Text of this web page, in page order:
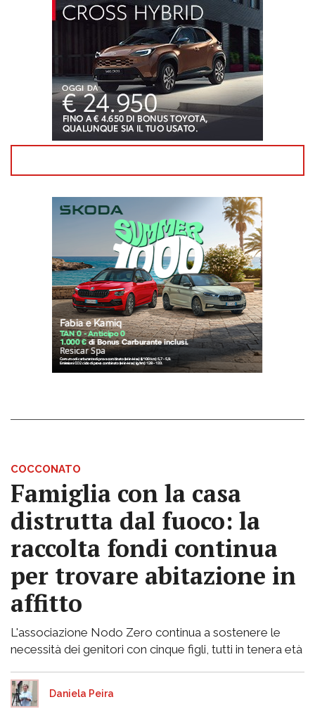
COCCONATO
Famiglia con la casa
distrutta dal fuoco: la
raccolta fondi continua
per trovare abitazione in
affitto
L'associazione Nodo Zero continua a sostenere le
necessità dei genitori con cinque figli, tutti in tenera età
Daniela Peira